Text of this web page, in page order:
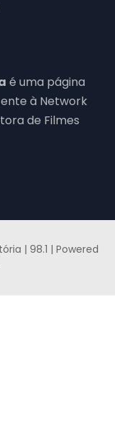
é uma página
à Network
de Filmes
| 98.1 | Powered